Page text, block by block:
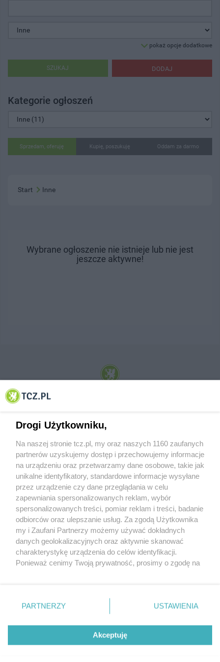
pokaż opcje dodatkowe
DODAJ
SZUKAJ
Kategorie ogłoszeń
Sprzedam, oferuję Kupię, poszukuję Oddam za darmo
Start Inne
Wybrane ogłoszenie nie istnieje lub nie jest
jeszcze aktywne!
© 2001-2026 Tczew - TCZ.PL Sp. z o.o. Internetowy Serwis Informacyjny Miasta
O FIRMIE POLITYKA PRYWATNOŚCI HOSTING
REKLAMA WSPÓŁPRACA RSS FACEBOOK KONTAKT
Nasze serwisy
Aktualności
Tcz24
Historia miasta
Muzyka i kultura
Archiwum wydarzeń
Zdjęcia miasta
Drogi Użytkowniku,
Na naszej stronie tcz.pl, my oraz naszych 1160 zaufanych
partnerów uzyskujemy dostęp i przechowujemy informacje
na urządzeniu oraz przetwarzamy dane osobowe, takie jak
unikalne identyfikatory, standardowe informacje wysyłane
przez urządzenie czy dane przeglądania w celu
zapewniania spersonalizowanych reklam, wybór
spersonalizowanych treści, pomiar reklam i treści, badanie
odbiorców oraz ulepszanie usług. Za zgodą Użytkownika
my i Zaufani Partnerzy możemy używać dokładnych
danych geolokalizacyjnych oraz aktywnie skanować
charakterystykę urządzenia do celów identyfikacji.
Ponieważ cenimy Twoją prywatność, prosimy o zgodę na
znajdujący się w lewym dolnym rogu strony
. Niektóre
przetwarzaniu. Preferencje będą miały zastosowania tylko
PARTNERZY USTAWIENIA
Akceptuję